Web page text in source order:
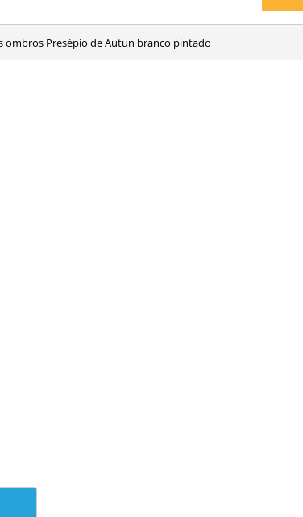
ombros Presépio de Autun branco pintado